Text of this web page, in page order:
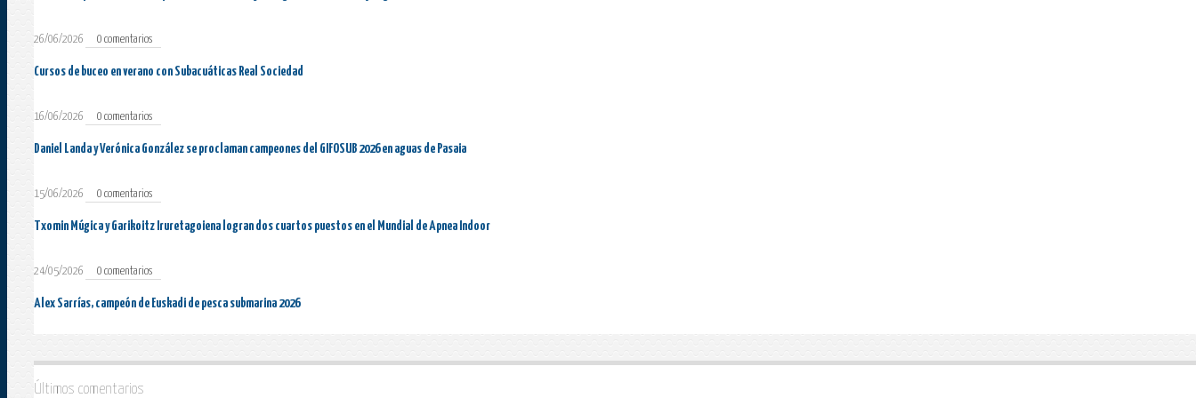
26/06/2026 0 comentarios
Cursos de buceo en verano con Subacuáticas Real Sociedad
16/06/2026 0 comentarios
Daniel Landa y Verónica González se proclaman campeones del GIFOSUB 2026 en aguas de Pasaia
15/06/2026 0 comentarios
Txomin Múgica y Garikoitz Iruretagoiena logran dos cuartos puestos en el Mundial de Apnea Indoor
24/05/2026 0 comentarios
Alex Sarrías, campeón de Euskadi de pesca submarina 2026
Últimos comentarios